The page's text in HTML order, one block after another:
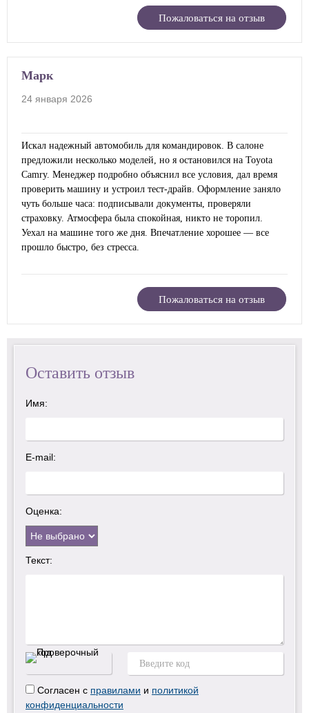
Пожаловаться на отзыв
Марк
24 января 2026
Искал надежный автомобиль для командировок. В салоне
предложили несколько моделей, но я остановился на Toyota
Camry. Менеджер подробно объяснил все условия, дал время
проверить машину и устроил тест-драйв. Оформление заняло
чуть больше часа: подписывали документы, проверяли
страховку. Атмосфера была спокойная, никто не торопил.
Уехал на машине того же дня. Впечатление хорошее — все
прошло быстро, без стресса.
Пожаловаться на отзыв
Оставить отзыв
Имя:
E-mail:
Оценка:
Текст:
Согласен с правилами и политикой
конфиденциальности